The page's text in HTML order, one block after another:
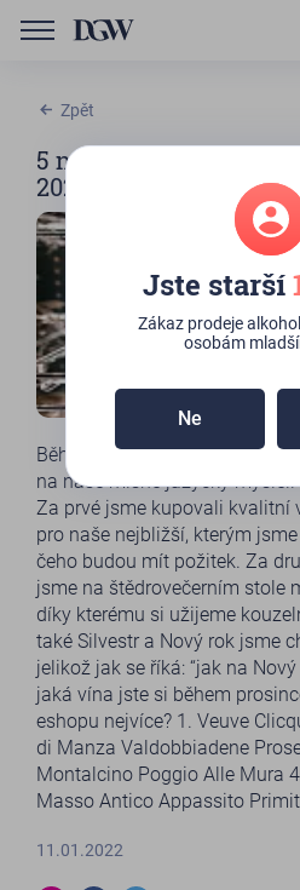
Zpět
5 nejprodávanějších
2021
Během prosince jsme měli
na naše mlsné jazýčky
Za prvé jsme kupovali kvalitní
pro naše nejbližší, kterým
čeho budou mít požitek. Za
jsme na štědrovečerním stole
díky kterému si užijeme
také Silvestr a Nový rok jsme
jelikož jak se říká: “jak na
jaká vína jste si během
eshopu nejvíce? 1. Veuve
di Manza Valdobbiadene
Montalcino Poggio Alle Mura
Masso Antico Appassito
11.01.2022
Jste starší
Zákaz prodeje
osobám
Ne